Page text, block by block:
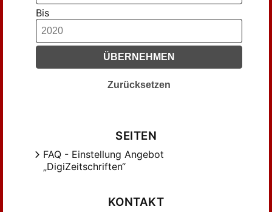
Bis
ÜBERNEHMEN
Zurücksetzen
SEITEN
FAQ - Einstellung Angebot
„DigiZeitschriften“
KONTAKT